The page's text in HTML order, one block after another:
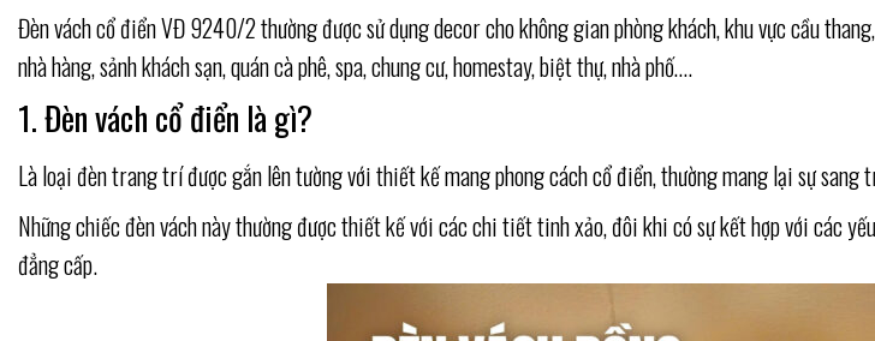
Đèn vách cổ điển VĐ 9240/2 thường được sử dụng decor cho không gian phòng khách, khu vực cầu
nhà hàng, sảnh khách sạn, quán cà phê, spa, chung cư, homestay, biệt thự, nhà phố….
1. Đèn vách cổ điển là gì?
Là loại đèn trang trí được gắn lên tường với thiết kế mang phong cách cổ điển, thường mang lại sự sang
Những chiếc đèn vách này thường được thiết kế với các chi tiết tinh xảo, đôi khi có sự kết hợp với các
đẳng cấp.